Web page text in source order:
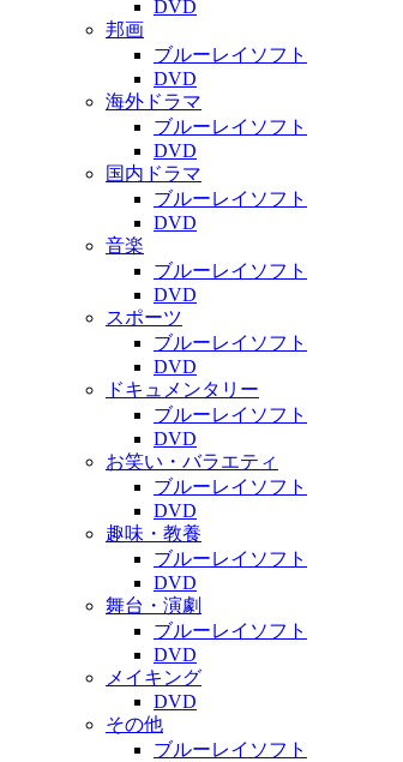
DVD
邦画
ブルーレイソフト
DVD
海外ドラマ
ブルーレイソフト
DVD
国内ドラマ
ブルーレイソフト
DVD
音楽
ブルーレイソフト
DVD
スポーツ
ブルーレイソフト
DVD
ドキュメンタリー
ブルーレイソフト
DVD
お笑い・バラエティ
ブルーレイソフト
DVD
趣味・教養
ブルーレイソフト
DVD
舞台・演劇
ブルーレイソフト
DVD
メイキング
DVD
その他
ブルーレイソフト